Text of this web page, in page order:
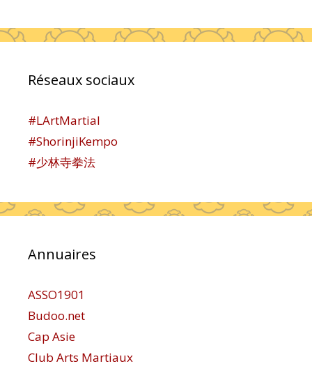
Réseaux sociaux
#LArtMartial
#ShorinjiKempo
#少林寺拳法
Annuaires
ASSO1901
Budoo.net
Cap Asie
Club Arts Martiaux